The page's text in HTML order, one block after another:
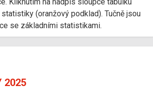
(oranžový podklad). Tučně jsou
se základními statistikami.
2025